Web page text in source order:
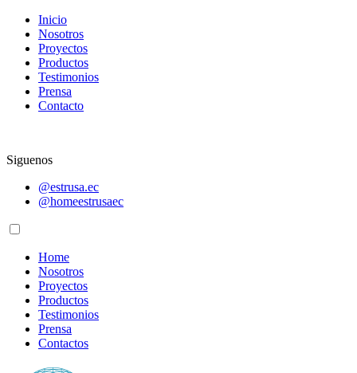
Inicio
Nosotros
Proyectos
Productos
Testimonios
Prensa
Contacto
Siguenos
@estrusa.ec
@homeestrusaec
Home
Nosotros
Proyectos
Productos
Testimonios
Prensa
Contactos